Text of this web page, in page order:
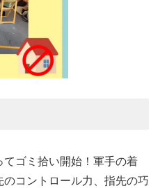
ゴミ拾い開始！軍手の着
コントロール力、指先の巧